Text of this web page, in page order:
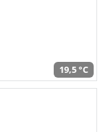
19,5 °C